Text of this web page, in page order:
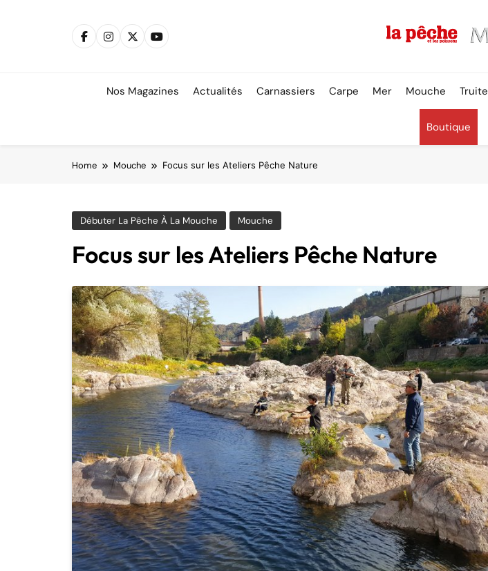
Nos Magazines Actualités Carnassiers Carpe Mer Mouche Truite
Boutique
Home Mouche Focus sur les Ateliers Pêche Nature
Débuter La Pêche À La Mouche Mouche
Focus sur les Ateliers Pêche Nature